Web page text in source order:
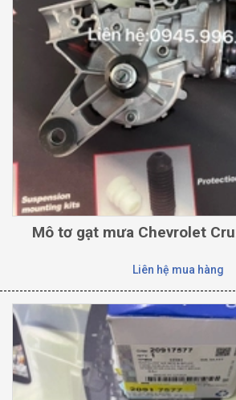
Mô tơ gạt mưa Chevrolet
Liên hệ mua hàng